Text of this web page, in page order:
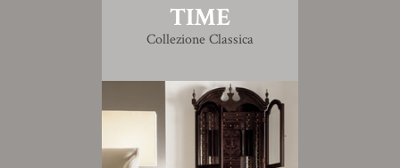
TIME
Collezione Classica